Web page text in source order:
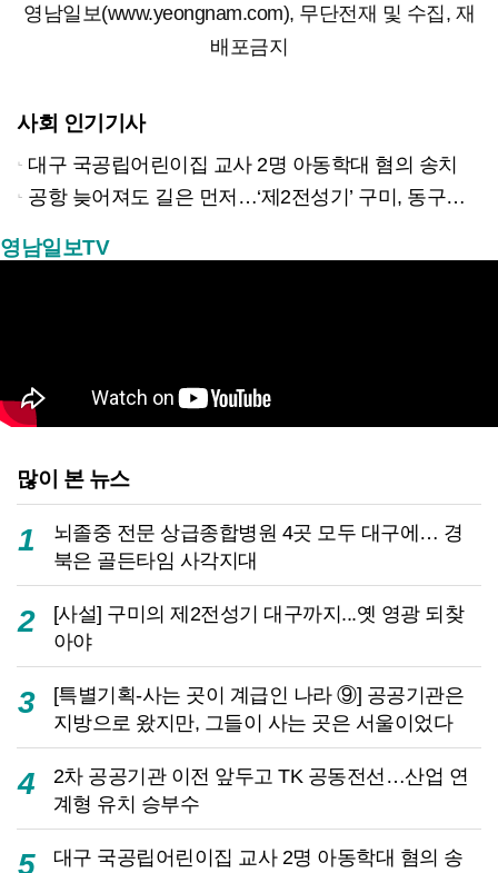
영남일보(www.yeongnam.com), 무단전재 및 수집, 재
배포금지
사회 인기기사
대구 국공립어린이집 교사 2명 아동학대 혐의 송치
공항 늦어져도 길은 먼저…‘제2전성기’ 구미, 동구미역 더 절실
영남일보TV
많이 본 뉴스
1
뇌졸중 전문 상급종합병원 4곳 모두 대구에… 경
북은 골든타임 사각지대
2
[사설] 구미의 제2전성기 대구까지...옛 영광 되찾
아야
3
[특별기획-사는 곳이 계급인 나라 ⑨] 공공기관은
지방으로 왔지만, 그들이 사는 곳은 서울이었다
4
2차 공공기관 이전 앞두고 TK 공동전선…산업 연
계형 유치 승부수
5
대구 국공립어린이집 교사 2명 아동학대 혐의 송